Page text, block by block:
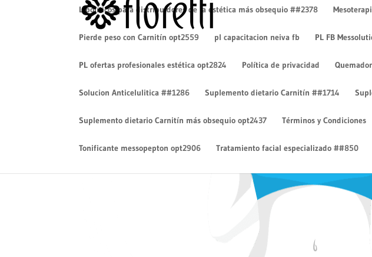
Lipolíticos para distribuidores de la estética más obsequio ##2378
Pierde peso con Carnitín opt2559 pl capacitacion neiva fb PL FB
PL ofertas profesionales estética opt2824 Política de privacidad
Solucion Anticelulitica ##1286 Suplemento dietario Carnitín ##1714
Suplemento dietario Carnitín más obsequio opt2437 Términos y Condiciones
Tonificante messopepton opt2906 Tratamiento facial especializado ##850